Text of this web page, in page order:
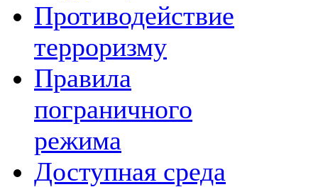
Противодействие
терроризму
Правила
пограничного
режима
Доступная среда